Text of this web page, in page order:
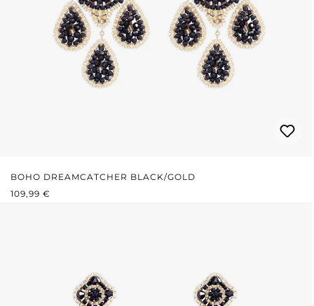
BOHO DREAMCATCHER BLACK/GOLD
REGULÄRER PREIS:
109,99 €